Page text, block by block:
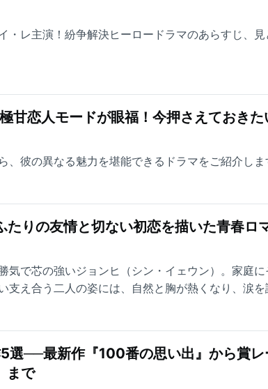
・レ主演！紛争解決ヒーロードラマのあらすじ、見
甘恋人モードが眼福！今押さえておきた
彼の異なる魅力を堪能できるドラマをご紹介しま
りの友情と切ない初恋を描いた青春ロ
気で芯の強いジョンヒ（シン・イェウン）。家庭に
支え合う二人の姿には、自然と胸が熱くなり、涙を
選──最新作『100番の思い出』から賞レ
まで